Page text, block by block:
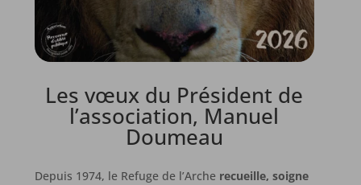
Les vœux du Président de
l’association, Manuel
Doumeau
Depuis 1974, le Refuge de l’Arche recueille, soigne